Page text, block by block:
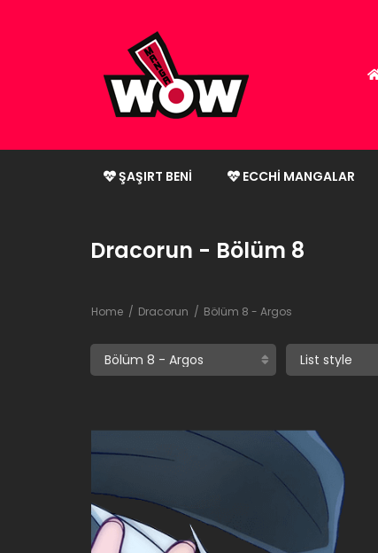
ŞAŞIRT BENI ECCHI MANGALAR
Dracorun - Bölüm 8
Home Dracorun Bölüm 8 - Argos